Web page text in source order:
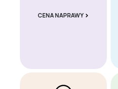
CENA NAPRAWY